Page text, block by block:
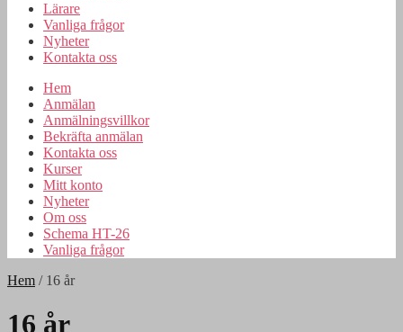
Lärare
Vanliga frågor
Nyheter
Kontakta oss
Hem
Anmälan
Anmälningsvillkor
Bekräfta anmälan
Kontakta oss
Kurser
Mitt konto
Nyheter
Om oss
Schema HT-26
Vanliga frågor
Hem /16 år
16 år